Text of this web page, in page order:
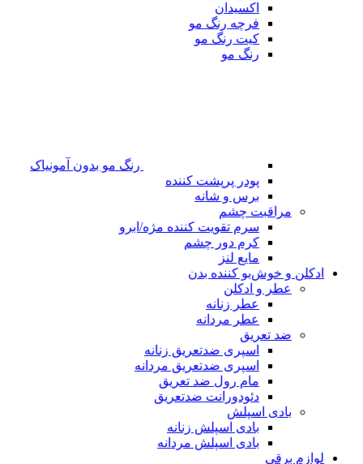
اکسیدان
فرچه رنگ مو
کیت رنگ مو
رنگ مو
رنگ مو بدون آمونیاک
پودر پرپشت کننده
برس و شانه
مراقبت چشم
سرم تقویت کننده مژه/ابرو
کرم دور چشم
مایع لنز
ادکلن و خوش‌بو کننده بدن
عطر و ادکلن
عطر زنانه
عطر مردانه
ضد تعریق
اسپری ضدتعریق زنانه
اسپری ضدتعریق مردانه
مام رول ضد تعریق
دئودورانت ضدتعریق
بادی اسپلش
بادی اسپلش زنانه
بادی اسپلش مردانه
لوازم برقی